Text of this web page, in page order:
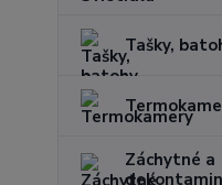
Tašky,
Záchytné a